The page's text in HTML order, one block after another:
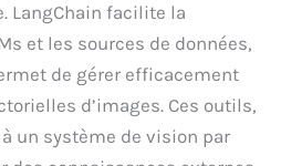
LangChain facilite la
et les sources de données,
de gérer efficacement
d’images. Ces outils,
un système de vision par